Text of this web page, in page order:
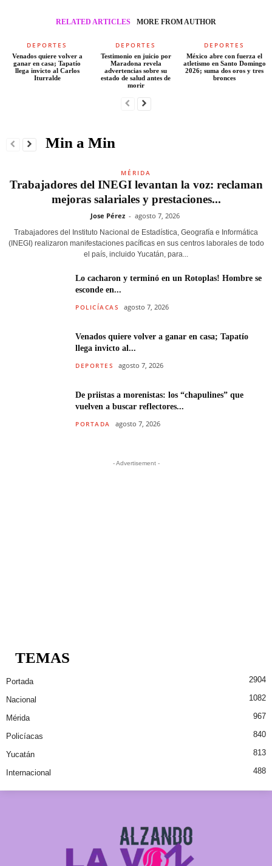
RELATED ARTICLES MORE FROM AUTHOR
DEPORTES
Venados quiere volver a
ganar en casa; Tapatío
llega invicto al Carlos
Iturralde
DEPORTES
Testimonio en juicio por
Maradona revela
advertencias sobre su
estado de salud antes de
morir
DEPORTES
México abre con fuerza el
atletismo en Santo Domingo
2026; suma dos oros y tres
bronces
Min a Min
MÉRIDA
Trabajadores del INEGI levantan la voz: reclaman
mejoras salariales y prestaciones...
Jose Pérez - agosto 7, 2026
Trabajadores del Instituto Nacional de Estadística, Geografía e Informática
(INEGI) realizaron manifestaciones pacíficas en sus centros laborales de todo
el país, incluido Yucatán, para...
Lo cacharon y terminó en un Rotoplas! Hombre se
esconde en...
POLICÍACAS agosto 7, 2026
Venados quiere volver a ganar en casa; Tapatío
llega invicto al...
DEPORTES agosto 7, 2026
De priistas a morenistas: los “chapulines” que
vuelven a buscar reflectores...
PORTADA agosto 7, 2026
- Advertisement -
TEMAS
Portada 2904
Nacional 1082
Mérida 967
Policíacas 840
Yucatán 813
Internacional 488